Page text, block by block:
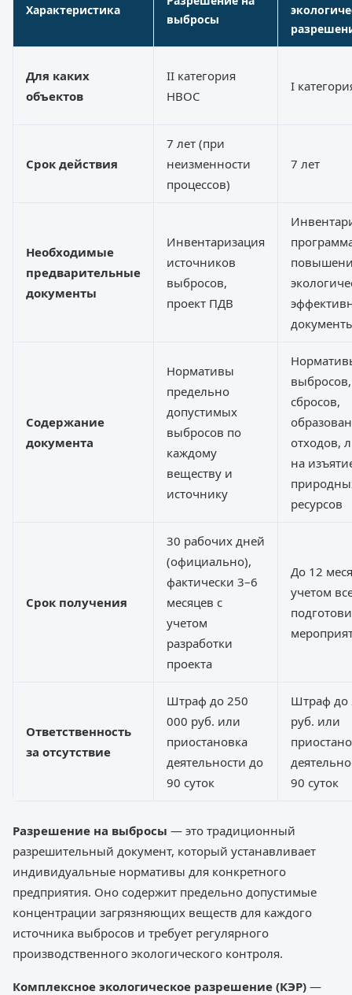
Характеристика
выбросы
Для каких
объектов
II категория
НВОС
I
Срок действия
7 лет (при
неизменности
процессов)
7 лет
Необходимые
предварительные
документы
Инвентаризация
источников
выбросов,
проект ПДВ
Содержание
документа
Нормативы
предельно
допустимых
выбросов по
каждому
веществу и
источнику
выбросов,
сбросов,
отходов,
на
ресурсов
Срок получения
30 рабочих дней
(официально),
фактически 3–6
месяцев с
учетом
разработки
проекта
До 12
учетом
Ответственность
за отсутствие
Штраф до 250
000 руб. или
приостановка
деятельности до
90 суток
Штраф до
руб. или
90 суток
Разрешение на выбросы — это традиционный
разрешительный документ, который устанавливает
индивидуальные нормативы для конкретного
предприятия. Оно содержит предельно допустимые
концентрации загрязняющих веществ для каждого
источника выбросов и требует регулярного
производственного экологического контроля.
Комплексное экологическое разрешение (КЭР) —